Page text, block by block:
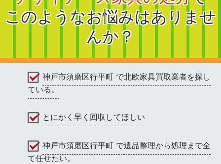
このようなお悩みはありませ
んか？
神戸市須磨区行平町 で北欧家具買取業者を探し
ている。
とにかく早く回収してほしい
神戸市須磨区行平町 で遺品整理から処理まで全
て任せたい。